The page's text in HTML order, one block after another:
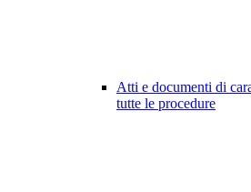
Atti e documenti di
tutte le procedure